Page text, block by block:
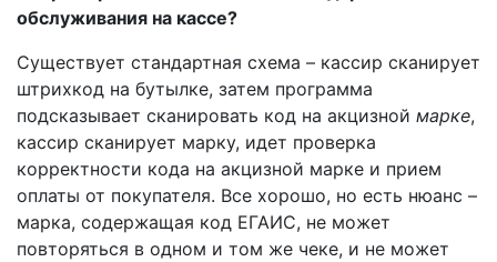
обслуживания на кассе?
Существует стандартная схема – кассир сканирует
штрихкод на бутылке, затем программа
подсказывает сканировать код на акцизной марке,
кассир сканирует марку, идет проверка
корректности кода на акцизной марке и прием
оплаты от покупателя. Все хорошо, но есть нюанс –
марка, содержащая код ЕГАИС, не может
повторяться в одном и том же чеке, и не может